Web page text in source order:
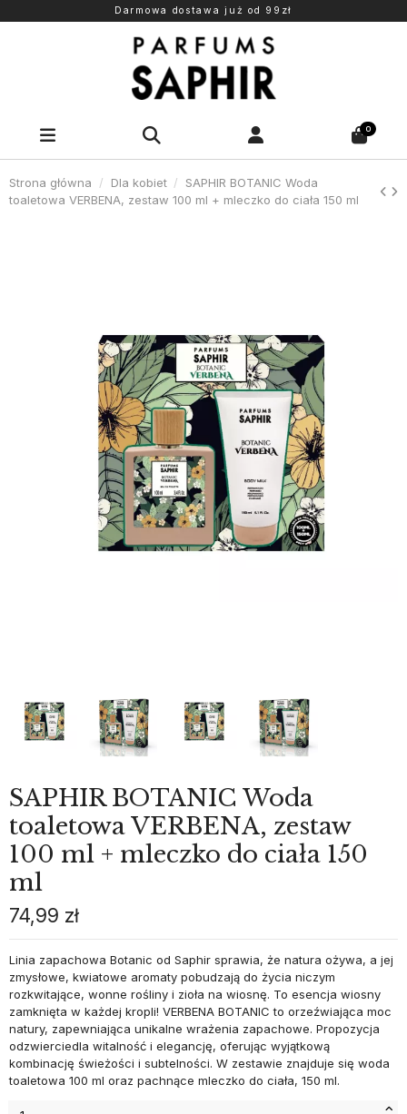
Darmowa dostawa już od 99zł
0
Strona główna Dla kobiet
SAPHIR BOTANIC Woda
toaletowa VERBENA, zestaw 100 ml + mleczko do ciała 150 ml
SAPHIR BOTANIC Woda
toaletowa VERBENA, zestaw
100 ml + mleczko do ciała 150
ml
74,99 zł
Linia zapachowa Botanic od Saphir sprawia, że natura ożywa, a jej
zmysłowe, kwiatowe aromaty pobudzają do życia niczym
rozkwitające, wonne rośliny i zioła na wiosnę. To esencja wiosny
zamknięta w każdej kropli! VERBENA BOTANIC to orzeźwiająca moc
natury, zapewniająca unikalne wrażenia zapachowe. Propozycja
odzwierciedla witalność i elegancję, oferując wyjątkową
kombinację świeżości i subtelności. W zestawie znajduje się woda
toaletowa 100 ml oraz pachnące mleczko do ciała, 150 ml.